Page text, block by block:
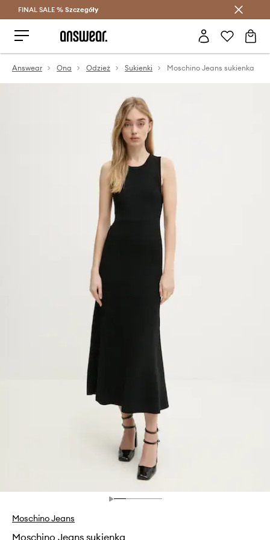
Oszczędzaj z Answear Club >
FINAL SALE % Szczegóły
Answear Ona Odzież Sukienki Moschino Jeans sukienka
Moschino Jeans
Moschino Jeans sukienka